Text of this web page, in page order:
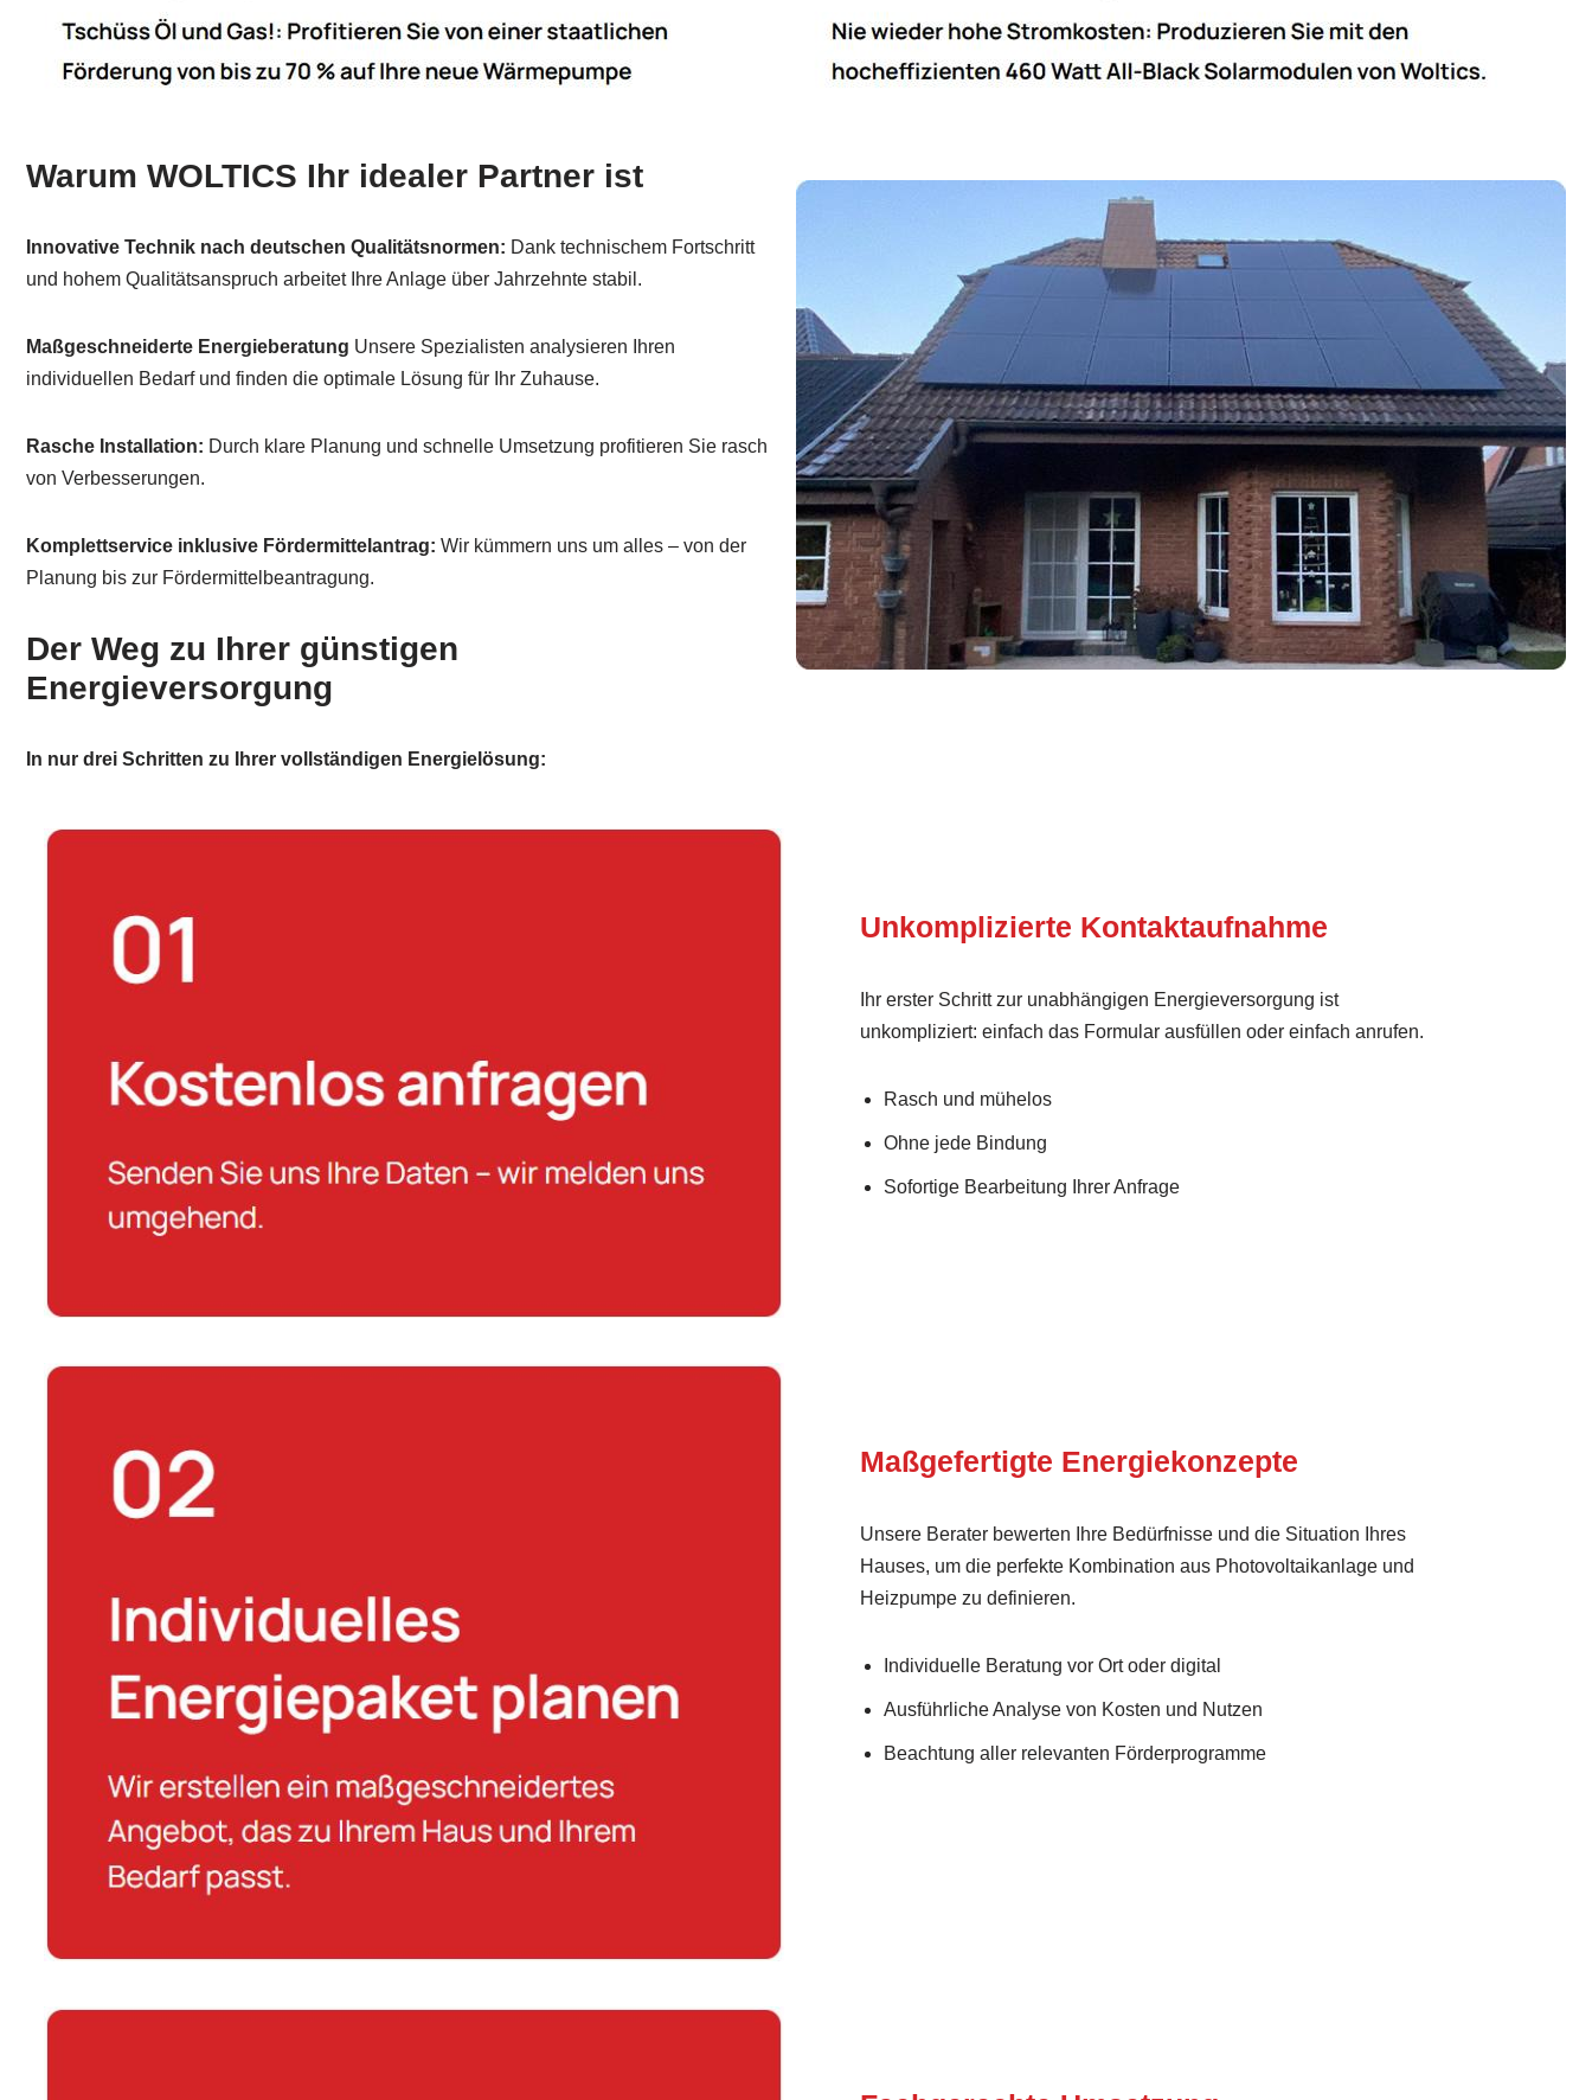
Warum WOLTICS Ihr idealer Partner ist
Innovative Technik nach deutschen Qualitätsnormen: Dank technischem Fortschritt
und hohem Qualitätsanspruch arbeitet Ihre Anlage über Jahrzehnte stabil.
Maßgeschneiderte Energieberatung Unsere Spezialisten analysieren Ihren
individuellen Bedarf und finden die optimale Lösung für Ihr Zuhause.
Rasche Installation: Durch klare Planung und schnelle Umsetzung profitieren Sie rasch
von Verbesserungen.
Komplettservice inklusive Fördermittelantrag: Wir kümmern uns um alles – von der
Planung bis zur Fördermittelbeantragung.
Der Weg zu Ihrer günstigen
Energieversorgung
In nur drei Schritten zu Ihrer vollständigen Energielösung:
Unkomplizierte Kontaktaufnahme
Ihr erster Schritt zur unabhängigen Energieversorgung ist
unkompliziert: einfach das Formular ausfüllen oder einfach anrufen.
Rasch und mühelos
Ohne jede Bindung
Sofortige Bearbeitung Ihrer Anfrage
Maßgefertigte Energie­konzepte
Unsere Berater bewerten Ihre Bedürfnisse und die Situation Ihres
Hauses, um die perfekte Kombination aus Photovoltaikanlage und
Heizpumpe zu definieren.
Individuelle Beratung vor Ort oder digital
Ausführliche Analyse von Kosten und Nutzen
Beachtung aller relevanten Förderprogramme